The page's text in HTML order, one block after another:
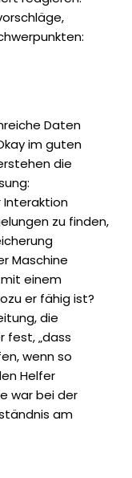
Daten
im guten
die
Interaktion
zu finden,
Maschine
einem
er fähig ist?
die
fest, „dass
wenn so
Helfer
war bei der
am